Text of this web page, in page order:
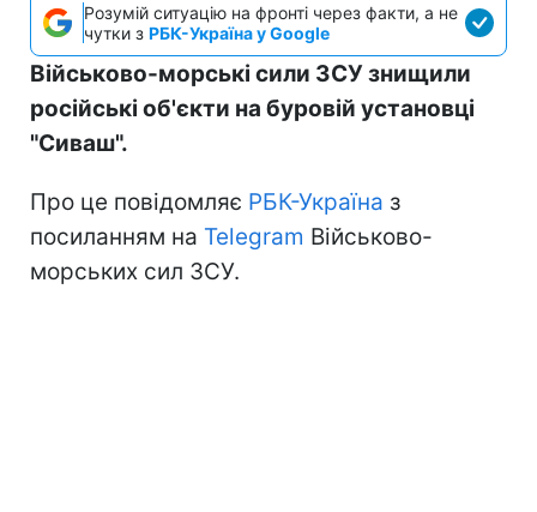
Розумій ситуацію на фронті через факти, а не
чутки з РБК-Україна у Google
Військово-морські сили ЗСУ знищили
російські об'єкти на буровій установці
"Сиваш".
Про це повідомляє РБК-Україна з
посиланням на Telegram Військово-
морських сил ЗСУ.